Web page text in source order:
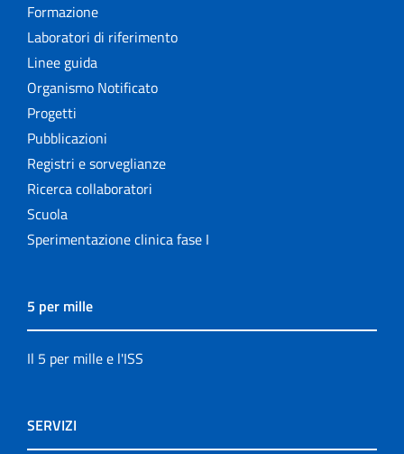
Formazione
Laboratori di riferimento
Linee guida
Organismo Notificato
Progetti
Pubblicazioni
Registri e sorveglianze
Ricerca collaboratori
Scuola
Sperimentazione clinica fase I
5 per mille
Il 5 per mille e l'ISS
SERVIZI